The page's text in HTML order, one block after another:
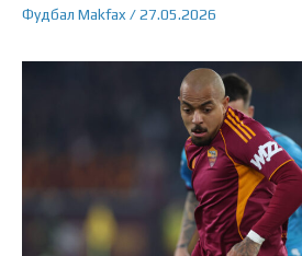
Фудбал Makfax/27.05.2026